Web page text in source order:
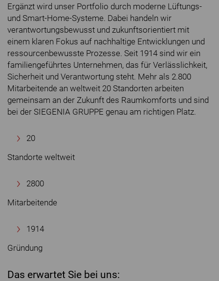
Ergänzt wird unser Portfolio durch moderne Lüftungs-
und Smart-Home-Systeme. Dabei handeln wir
verantwortungsbewusst und zukunftsorientiert mit
einem klaren Fokus auf nachhaltige Entwicklungen und
ressourcenbewusste Prozesse. Seit 1914 sind wir ein
familiengeführtes Unternehmen, das für Verlässlichkeit,
Sicherheit und Verantwortung steht. Mehr als 2.800
Mitarbeitende an weltweit 20 Standorten arbeiten
gemeinsam an der Zukunft des Raumkomforts und sind
bei der SIEGENIA GRUPPE genau am richtigen Platz.
20
Standorte weltweit
2800
Mitarbeitende
1914
Gründung
Das erwartet Sie bei uns: